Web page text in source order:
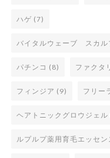
ハゲ (7)
バイタルウェーブ スカル
パチンコ (8) ファクタ
フィンジア (9) フリー
ヘアトニックグロウジェル
ルプルプ薬用育毛エッセン